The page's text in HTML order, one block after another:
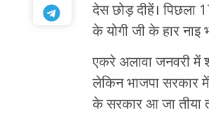
देस छोड़ दीहें। पिछला
के योगी जी के हार
एकरे अलावा जनवरी में
लेकिन भाजपा सरकार
के सरकार आ जा तीया